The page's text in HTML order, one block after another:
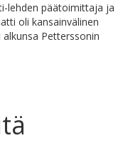
lehden päätoimittaja ja
oli kansainvälinen
Petterssonin